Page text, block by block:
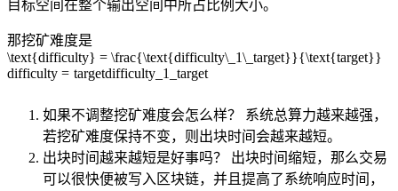
目标空间在整个输出空间中所占比例大小。
那挖矿难度是
\text{difficulty} = \frac{\text{difficulty\_1\_target}}{\text{target}}
difficulty = targetdifficulty_1_target
如果不调整挖矿难度会怎么样？ 系统总算力越来越强，
若挖矿难度保持不变，则出块时间会越来越短。
出块时间越来越短是好事吗？ 出块时间缩短，那么交易
可以很快便被写入区块链，并且提高了系统响应时间，